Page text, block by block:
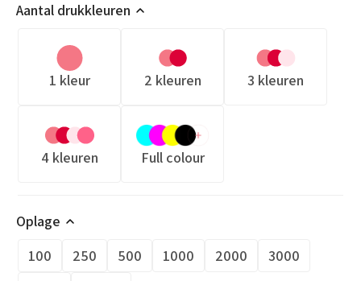
Aantal drukkleuren
1 kleur 2 kleuren 3 kleuren
4 kleuren Full colour
Oplage
100
250 500 1000 2000
3000